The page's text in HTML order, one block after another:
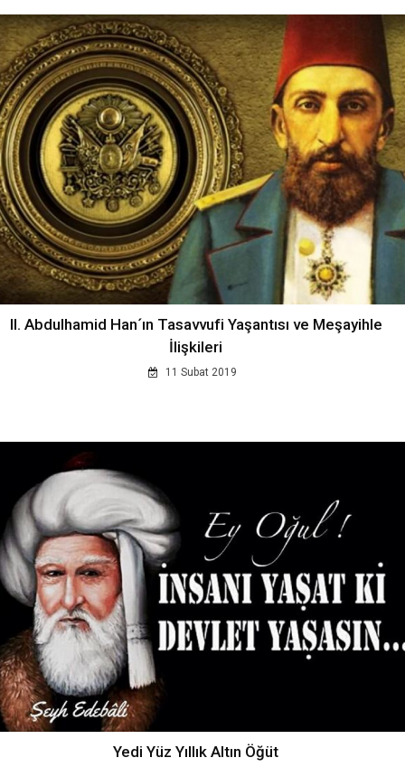
II. Abdulhamid Han´ın Tasavvufi Yaşantısı ve Meşayihle
İlişkileri
11 Subat 2019
Yedi Yüz Yıllık Altın Öğüt